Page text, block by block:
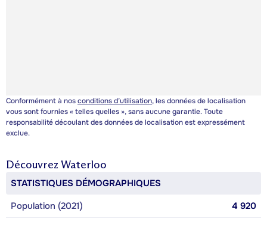
Conformément à nosconditions d’utilisation, les données de localisation
vous sont fournies « telles quelles », sans aucune garantie. Toute
responsabilité découlant des données de localisation est expressément
exclue.
Découvrez Waterloo
STATISTIQUES DÉMOGRAPHIQUES
Population (2021)
4 920